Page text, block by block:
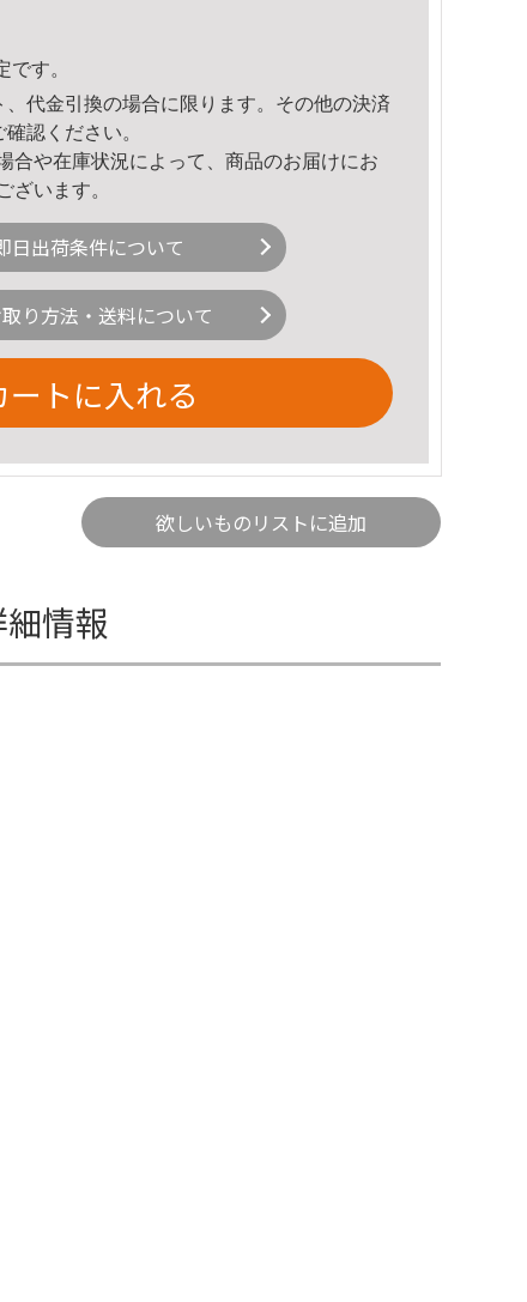
す。
代金引換の場合に限ります。その他の決済
確認ください。
合や在庫状況によって、商品のお届けにお
ざいます。
日出荷条件について
り方法・送料について
ートに入れる
欲しいものリストに追加
情報